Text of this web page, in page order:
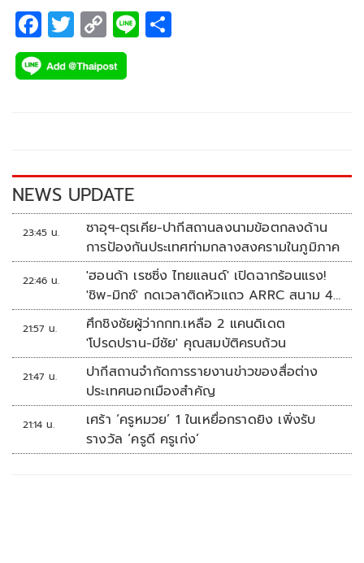
F
ac
e
k
T
wi
tt
C
o
p
k
Li
NEWS UPDATE
23:45 น.
ซาอุฯ-ตุรเคีย-ปากีสถานลงนามข้อตกลงด้าน
การป้องกันประเทศท่ามกลางสงครามในภูมิภาค
22:46 น.
'ฮอนด้า เรซซิ่ง ไทยแลนด์' เปิดฉากร้อนแรง!
'ชิพ-มิกซ์' กดเวลาติดหัวแถว ARRC สนาม 4
ที่มัลดาลิกา
21:57 น.
ศึกชิงชัยผู้ว่ากกท.เหลือ 2 แคนดิเดต
'โปรดปราน-มีชัย' คุณสมบัติครบถ้วน
21:47 น.
ปากีสถานจำกัดการรายงานข่าวของสื่อต่าง
ประเทศนอกเมืองสำคัญ
21:14 น.
เศร้า ‘ครูหมวย’ 1 ในเหยื่อกราดยิง เพิ่งรับ
รางวัล ‘ครูดี ครูเก่ง’